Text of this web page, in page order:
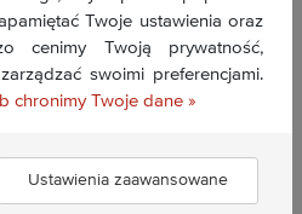
27, 50- 370 Wrocław
»
dostępności BIP »
Twoje ustawienia oraz
cenimy Twoją prywatność,
swoimi preferencjami.
chronimy Twoje dane »
Ustawienia zaawansowane